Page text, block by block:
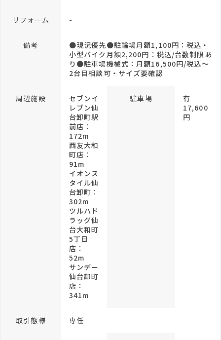
リフォーム -
備考
●現況優先●駐輪場月額1,100円：税込・
小型バイク月額2,200円：税込/台数制限あ
り●駐車場機械式：月額16,500円/税込～
2台目相談可・サイズ要確認
周辺施設
セブンイ
レブン仙
台卸町駅
前店：
172m
西友大和
町店：
91m
イオンス
タイル仙
台卸町：
302m
ツルハド
ラッグ仙
台大和町
5丁目
店：
52m
サンデー
仙台卸町
店：
341m
駐車場
有
17,600
円
取引態様 専任